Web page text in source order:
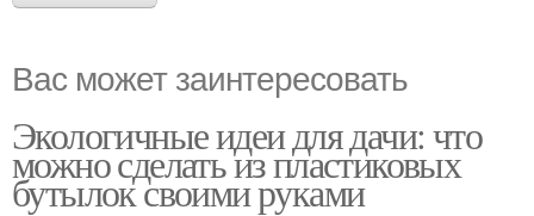
Вас может заинтересовать
Экологичные идеи для дачи: что
можно сделать из пластиковых
бутылок своими руками